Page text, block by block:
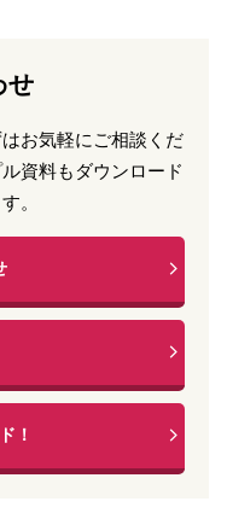
せ
お気軽にご相談くだ
資料もダウンロード
。
！